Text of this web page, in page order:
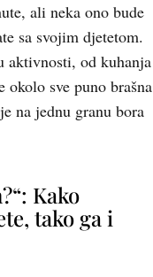
ali neka ono bude
sa svojim djetetom.
aktivnosti, od kuhanja
okolo sve puno brašna
na jednu granu bora
Kako
tako ga i